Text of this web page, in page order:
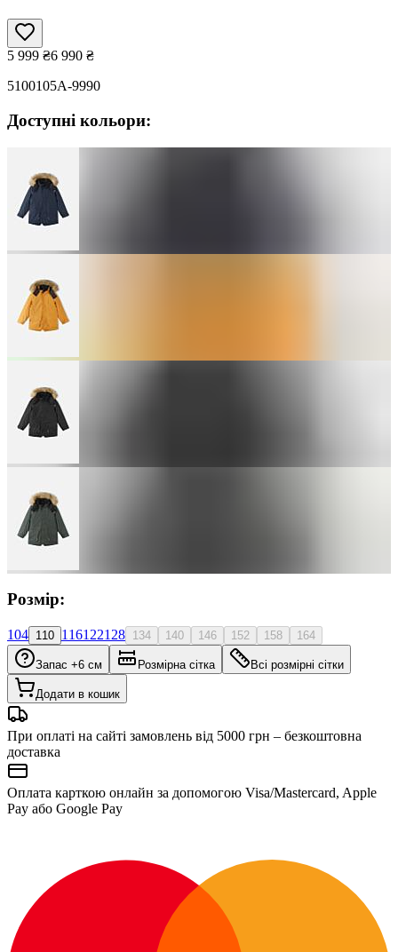
5 999 ₴6 990 ₴
5100105A-9990
Доступні кольори:
Розмір:
104 110 116122128 134 140 146 152 158 164
Запас +6 см Розмірна сітка Всі розмірні сітки
Додати в кошик
При оплаті на сайті замовлень від 5000 грн – безкоштовна
доставка
Оплата карткою онлайн за допомогою Visa/Mastercard, Apple
Pay або Google Pay